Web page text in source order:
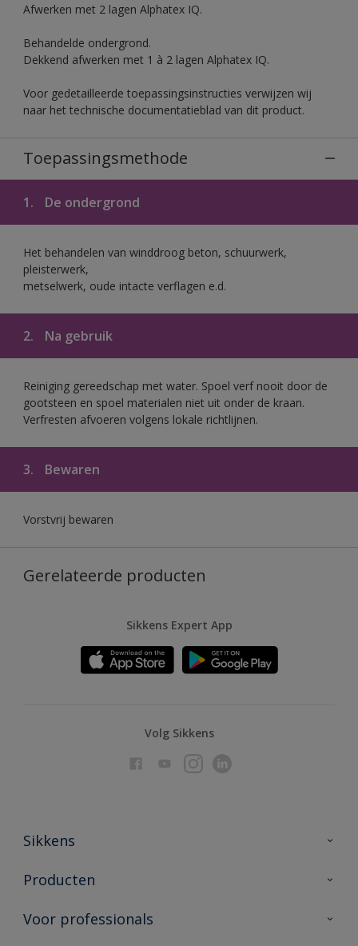
Afwerken met 2 lagen Alphatex IQ.
Behandelde ondergrond.
Dekkend afwerken met 1 à 2 lagen Alphatex IQ.
Voor gedetailleerde toepassingsinstructies verwijzen wij
naar het technische documentatieblad van dit product.
Toepassingsmethode
1. De ondergrond
Het behandelen van winddroog beton, schuurwerk,
pleisterwerk,
metselwerk, oude intacte verflagen e.d.
2. Na gebruik
Reiniging gereedschap met water. Spoel verf nooit door de
gootsteen en spoel materialen niet uit onder de kraan.
Verfresten afvoeren volgens lokale richtlijnen.
3. Bewaren
Vorstvrij bewaren
Gerelateerde producten
Sikkens Expert App
Volg Sikkens
Sikkens
Over Sikkens
Duurzaamheid
Producten
Producten voor binnen
Voor professionals